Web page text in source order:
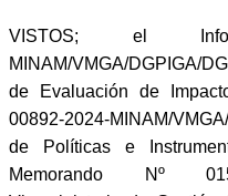
VISTOS; el
MINAM/VMGA/DGPIGA/
de Evaluación de
00892-2024-MINAM/
de Políticas e
Memorando Nº